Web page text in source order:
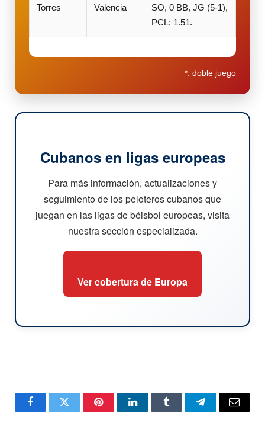
Torres
Valencia
SO, 0 BB, JG (5-1),
PCL: 1.51.
*: doble juego
Cubanos en ligas europeas
Para más información, actualizaciones y
seguimiento de los peloteros cubanos que
juegan en las ligas de béisbol europeas, visita
nuestra sección especializada.
Ver cobertura de Europa
FacebookTwitter PinterestLinkedInTumblr TelegramEmail